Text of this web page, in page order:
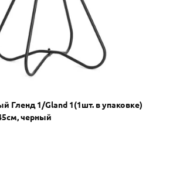
Гленд 1/Gland 1(1шт. в упаковке)
черный